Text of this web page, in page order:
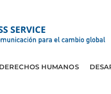
DERECHOS HUMANOS